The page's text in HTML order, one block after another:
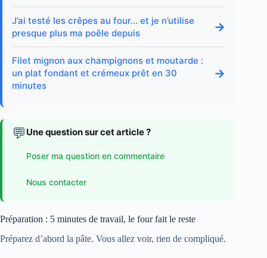
J’ai testé les crêpes au four… et je n’utilise
presque plus ma poêle depuis
→
Filet mignon aux champignons et moutarde :
un plat fondant et crémeux prêt en 30
minutes
→
💬 Une question sur cet article ?
Poser ma question en commentaire
Nous contacter
Préparation : 5 minutes de travail, le four fait le reste
Préparez d’abord la pâte. Vous allez voir, rien de compliqué.